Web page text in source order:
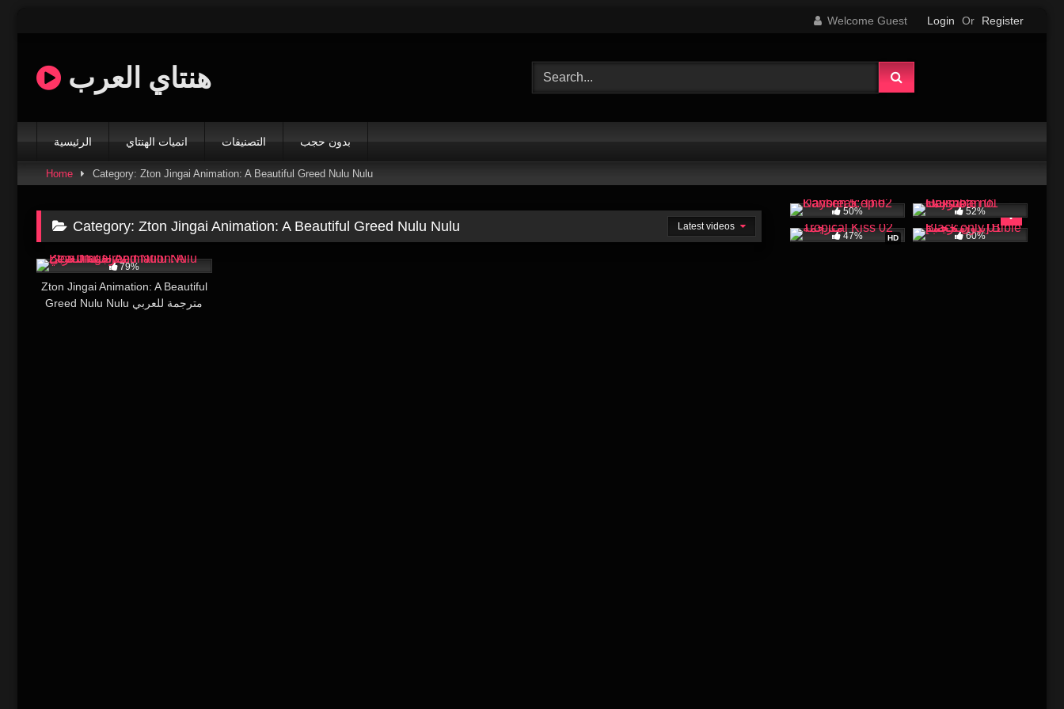
Welcome Guest Login Or Register
هنتاي العرب
الرئيسية انميات الهنتاي التصنيفات بدون حجب
Home Category: Zton Jingai Animation: A Beautiful Greed Nulu Nulu
Category:Zton Jingai Animation: A Beautiful Greed Nulu Nulu
Latest videos
79%
Zton Jingai Animation: A Beautiful
Greed Nulu Nulu مترجمة للعربي
50% 52%
HD
47% 60%